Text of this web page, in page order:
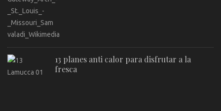
13 planes anti calor para disfrutar a la
fresca